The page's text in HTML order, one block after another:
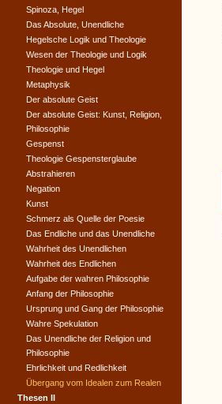
Spinoza, Hegel
Das Absolute, Unendliche
Hegelsche Logik und Theologie
Wesen der Theologie und Logik
Theologie und Hegel
Metaphysik
Der absolute Geist
Der absolute Geist: Kunst, Religion,
Philosophie
Gespenst
Theologie Gespensterglaube
Abstrahieren
Negation
Kunst
Schmerz als Quelle der Poesie
Das Endliche und das Unendliche
Wahrheit des Unendlichen
Wahrheit des Endlichen
Aufgabe der wahren Philosophie
Anfang der Philosophie
Ursprung und Gang der Philosophie
Wahre Spekulation
Das Unendliche der Religion und
Philosophie
Ehrlichkeit und Redlichkeit
Übergang vom Idealen zum Realen
Thesen II